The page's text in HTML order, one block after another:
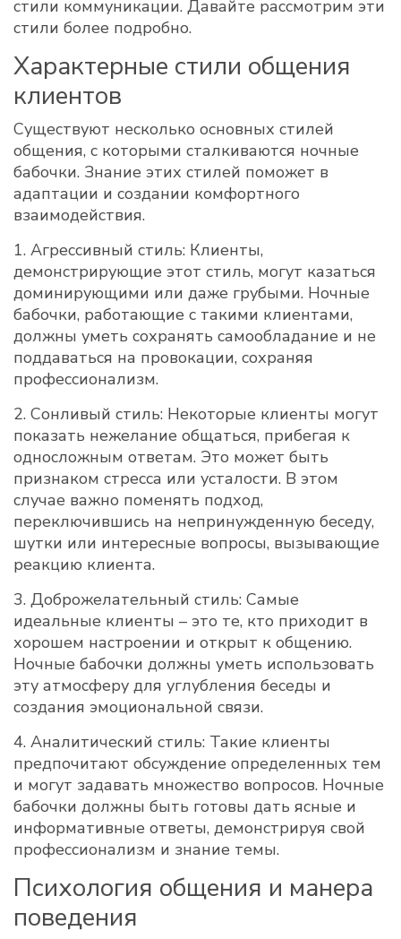
стили коммуникации. Давайте рассмотрим эти
стили более подробно.
Характерные стили общения
клиентов
Существуют несколько основных стилей
общения, с которыми сталкиваются ночные
бабочки. Знание этих стилей поможет в
адаптации и создании комфортного
взаимодействия.
1. Агрессивный стиль: Клиенты,
демонстрирующие этот стиль, могут казаться
доминирующими или даже грубыми. Ночные
бабочки, работающие с такими клиентами,
должны уметь сохранять самообладание и не
поддаваться на провокации, сохраняя
профессионализм.
2. Сонливый стиль: Некоторые клиенты могут
показать нежелание общаться, прибегая к
односложным ответам. Это может быть
признаком стресса или усталости. В этом
случае важно поменять подход,
переключившись на непринужденную беседу,
шутки или интересные вопросы, вызывающие
реакцию клиента.
3. Доброжелательный стиль: Самые
идеальные клиенты – это те, кто приходит в
хорошем настроении и открыт к общению.
Ночные бабочки должны уметь использовать
эту атмосферу для углубления беседы и
создания эмоциональной связи.
4. Аналитический стиль: Такие клиенты
предпочитают обсуждение определенных тем
и могут задавать множество вопросов. Ночные
бабочки должны быть готовы дать ясные и
информативные ответы, демонстрируя свой
профессионализм и знание темы.
Психология общения и манера
поведения